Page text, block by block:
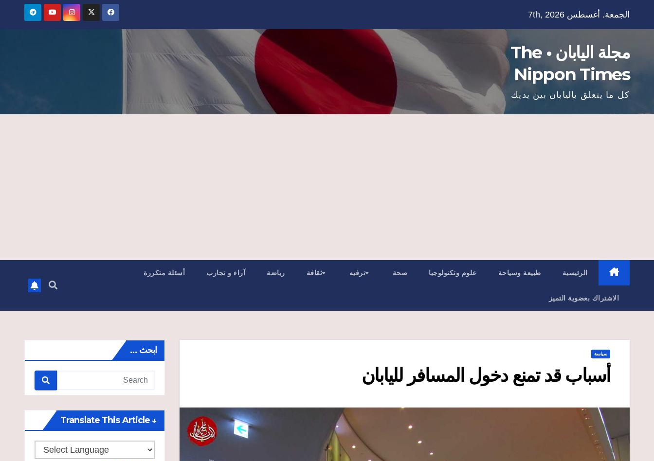
الجمعة. أغسطس 7th, 2026
مجلة اليابان • The
Nippon Times
كل ما يتعلق باليابان بين يديك
الرئيسية طبيعة وسياحة علوم وتكنولوجيا صحة ترفيه ثقافة رياضة آراء و تجارب أسئلة متكررة
الاشتراك بعضوية التميز
سياسة
أسباب قد تمنع دخول المسافر لليابان
ابحث …
↓ Translate This Article